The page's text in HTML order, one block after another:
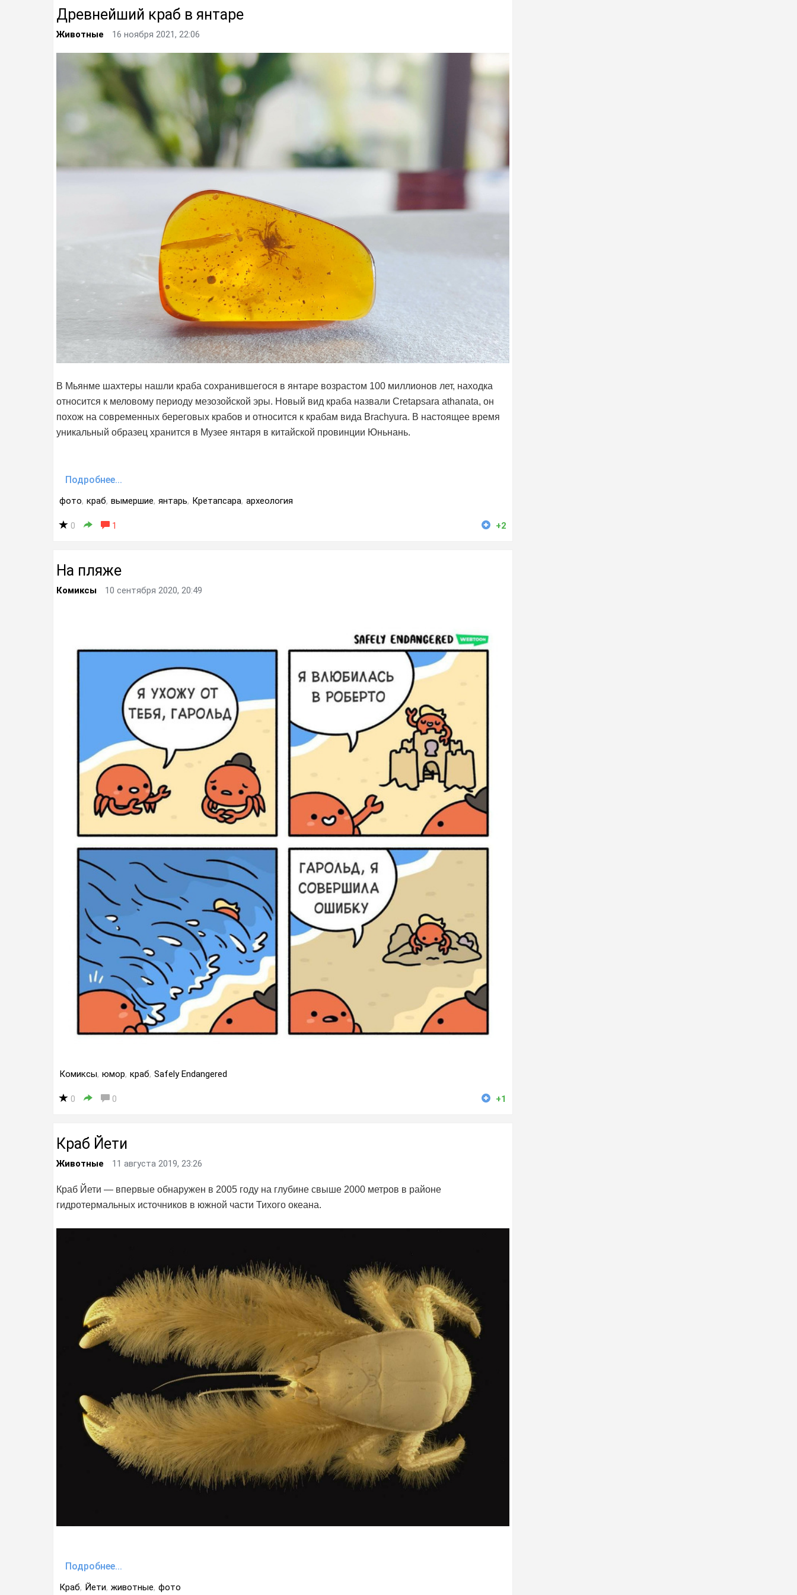
Древнейший краб в янтаре
Животные 16 ноября 2021, 22:06
В Мьянме шахтеры нашли краба сохранившегося в янтаре возрастом 100 миллионов лет, находка
относится к меловому периоду мезозойской эры. Новый вид краба назвали Cretapsara athanata, он
похож на современных береговых крабов и относится к крабам вида Brachyura. В настоящее время
уникальный образец хранится в Музее янтаря в китайской провинции Юньнань.
Подробнее...
фото, краб, вымершие, янтарь, Кретапсара, археология
0 1 +2
На пляже
Комиксы 10 сентября 2020, 20:49
Комиксы, юмор, краб, Safely Endangered
0 0 +1
Краб Йети
Животные 11 августа 2019, 23:26
Краб Йети — впервые обнаружен в 2005 году на глубине свыше 2000 метров в районе
гидротермальных источников в южной части Тихого океана.
Подробнее...
Краб, Йети, животные, фото